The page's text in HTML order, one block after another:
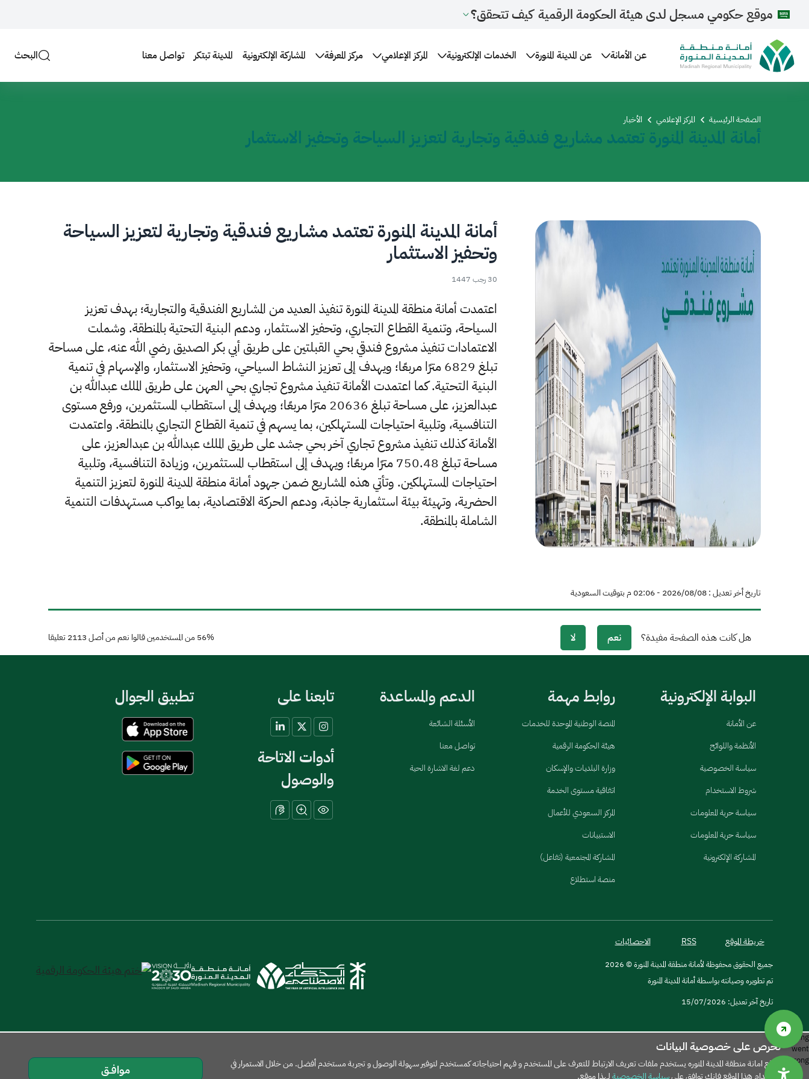
موقع حكومي مسجل لدى هيئة الحكومة الرقمية كيف تتحقق؟
عن الأمانة عن المدينة المنورة الخدمات الإلكترونية المركز الإعلامي مركز المعرفة المشاركة الإلكترونية المدينة تبتكر تواصل معنا البحث
الصفحة الرئيسية المركز الإعلامي الأخبار
أمانة المدينة المنورة تعتمد مشاريع فندقية وتجارية لتعزيز السياحة وتحفيز الاستثمار
أمانة المدينة المنورة تعتمد مشاريع فندقية وتجارية لتعزيز السياحة
وتحفيز الاستثمار
30 رجب 1447
اعتمدت أمانة منطقة المدينة المنورة تنفيذ العديد من المشاريع الفندقية والتجارية؛ بهدف تعزيز
السياحة، وتنمية القطاع التجاري، وتحفيز الاستثمار، ودعم البنية التحتية بالمنطقة. وشملت
الاعتمادات تنفيذ مشروع فندقي بحي القبلتين على طريق أبي بكر الصديق رضي الله عنه، على مساحة
تبلغ 6829 مترًا مربعًا؛ ويهدف إلى تعزيز النشاط السياحي، وتحفيز الاستثمار، والإسهام في تنمية
البنية التحتية. كما اعتمدت الأمانة تنفيذ مشروع تجاري بحي العهن على طريق الملك عبدالله بن
عبدالعزيز، على مساحة تبلغ 20636 مترًا مربعًا؛ ويهدف إلى استقطاب المستثمرين، ورفع مستوى
التنافسية، وتلبية احتياجات المستهلكين، بما يسهم في تنمية القطاع التجاري بالمنطقة. واعتمدت
الأمانة كذلك تنفيذ مشروع تجاري آخر بحي جشد على طريق الملك عبدالله بن عبدالعزيز، على
مساحة تبلغ 750.48 مترًا مربعًا؛ ويهدف إلى استقطاب المستثمرين، وزيادة التنافسية، وتلبية
احتياجات المستهلكين. وتأتي هذه المشاريع ضمن جهود أمانة منطقة المدينة المنورة لتعزيز التنمية
الحضرية، وتهيئة بيئة استثمارية جاذبة، ودعم الحركة الاقتصادية، بما يواكب مستهدفات التنمية
الشاملة بالمنطقة.
تاريخ أخر تعديل : 08‏/08‏/2026 - 02:06 م بتوقيت السعودية
هل كانت هذه الصفحة مفيدة؟ نعم لا 56%من المستخدمين قالوا نعم من أصل2113تعليقا
البوابة الإلكترونية
عن الأمانة
الأنظمة واللوائح
سياسة الخصوصية
شروط الاستخدام
سياسة حرية المعلومات
سياسة حرية المعلومات
المشاركة الإلكترونية
روابط مهمة
المنصة الوطنية الموحدة للخدمات
هيئة الحكومة الرقمية
وزارة البلديات والإسكان
اتفاقية مستوى الخدمة
المركز السعودي للأعمال
الاستبيانات
المشاركة المجتمعية (تفاعل)
منصة استطلاع
الدعم والمساعدة
الأسئلة الشائعة
تواصل معنا
دعم لغة الاشارة الحية
تابعنا على
أدوات الاتاحة
والوصول
تطبيق الجوال
خريطة الموقع RSS الاحصائيات
جميع الحقوق محفوظة لأمانة منطقة المدينة المنورة © 2026
تم تطويره وصيانته بواسطة أمانة المدينة المنورة
تاريخ آخر تعديل: 15/07/2026
نحرص على خصوصية البيانات
موقع امانة منطقة المدينة المنوره يستخدم ملفات تعريف الارتباط للتعرف على المستخدم و فهم احتياجاته كمستخدم لتوفير سهولة الوصول و تجربة مستخدم أفضل. من خلال الاستمرار في
استخدام هذا الموقع فإنك توافق علىسياسة الخصوصيةلهذا موقع. موافــق
Something
went
wrong:
Object.hasOwn is not a function